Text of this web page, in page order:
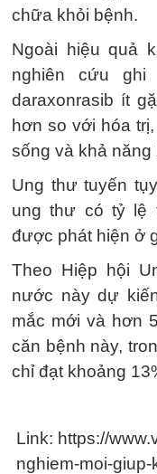
chữa khỏi bệnh.
Ngoài hiệu quả
nghiên cứu
daraxonrasib ít
hơn so với hóa
sống và khả năng
Ung thư tuyến
ung thư có tỷ lệ
được phát hiện ở
Theo Hiệp hội
nước này dự
mắc mới và hơn
căn bệnh này,
chỉ đạt khoảng
Link: https://
nghiem-moi-